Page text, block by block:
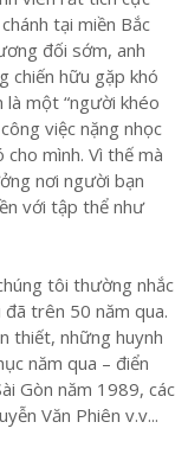
tại miền Bắc
đối sớm, anh
chiến hữu gặp khó
là một “người khéo
việc nặng nhọc
mình. Vì thế mà
nơi người bạn
với tập thể như
tôi thường nhắc
đã trên 50 năm qua.
thiết, những huynh
năm qua – điển
Gòn năm 1989, các
Văn Phiên v.v...